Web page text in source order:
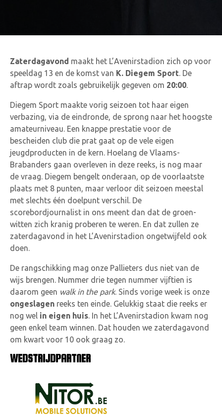
Zaterdagavond maakt het L’Avenirstadion zich op voor
speeldag 13 en de komst van K. Diegem Sport. De
aftrap wordt zoals gebruikelijk gegeven om 20:00.
Diegem Sport maakte vorig seizoen tot haar eigen
verbazing, via de eindronde, de sprong naar het hoogste
amateurniveau. Een knappe prestatie voor de
bescheiden club die prat gaat op de vele eigen
jeugdproducten in de kern. Hoelang de Vlaams-
Brabanders gaan overleven in deze reeks, is nog maar
de vraag. Diegem bengelt onderaan, op de voorlaatste
plaats met 8 punten, maar verloor dit seizoen meestal
met slechts één doelpunt verschil. De
scorebordjournalist in ons meent dan dat de groen-
witten zich kranig proberen te weren. En dat zullen ze
zaterdagavond in het L’Avenirstadion ongetwijfeld ook
doen.
De rangschikking mag onze Pallieters dus niet van de
wijs brengen. Nummer drie tegen nummer vijftien is
daarom geen walk in the park. Sinds vorige week is onze
ongeslagen reeks ten einde. Gelukkig staat die reeks er
nog wel in eigen huis. In het L’Avenirstadion kwam nog
geen enkel team winnen. Dat houden we zaterdagavond
om kwart voor 10 ook graag zo.
WEDSTRIJDPARTNER